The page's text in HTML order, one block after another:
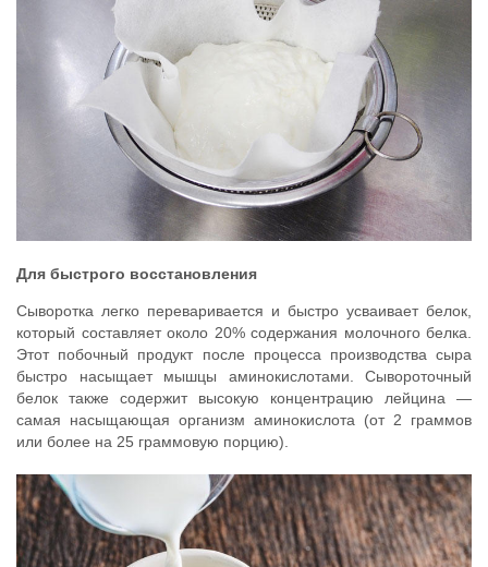
Для быстрого восстановления
Сыворотка легко переваривается и быстро усваивает белок,
который составляет около 20% содержания молочного белка.
Этот побочный продукт после процесса производства сыра
быстро насыщает мышцы аминокислотами. Сывороточный
белок также содержит высокую концентрацию лейцина —
самая насыщающая организм аминокислота (от 2 граммов
или более на 25 граммовую порцию).